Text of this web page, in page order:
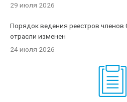
29 июля 2026
Порядок ведения реестров членов
отрасли изменен
24 июля 2026